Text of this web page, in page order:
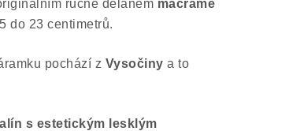
ručně dělaném macramé
do 23 centimetrů.
pochází z Vysočiny a to
s estetickým lesklým